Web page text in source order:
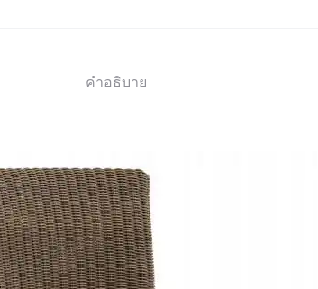
คำอธิบาย